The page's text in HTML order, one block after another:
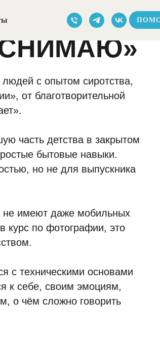
СНИМАЮ»
с опытом сиротства,
от благотворительной
часть детства в закрытом
бытовые навыки.
но не для выпускника
не имеют даже мобильных
курс по фотографии, это
с техническими основами
к себе, своим эмоциям,
о чём сложно говорить